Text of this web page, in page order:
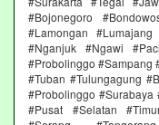
#Bojonegoro
#Lamongan
#Nganjuk #Ngawi
#Probolinggo #Sampang
#Tuban #Tulungagung
#Probolinggo #Surabaya
#Pusat #Selatan